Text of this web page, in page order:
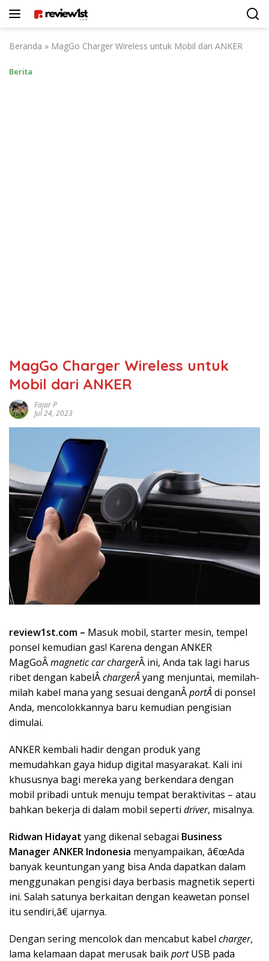
Beranda » MagGo Charger Wireless untuk Mobil dari ANKER
Berita
MagGo Charger Wireless untuk
Mobil dari ANKER
Fajar P
Jul 24, 2023
review1st.com – Masuk mobil, starter mesin, tempel
ponsel kemudian gas! Karena dengan ANKER
MagGoÂmagnetic car chargerÂ ini, Anda tak lagi harus
ribet dengan kabelÂchargerÂyang menjuntai, memilah-
milah kabel mana yang sesuai denganÂportÂdi ponsel
Anda, mencolokkannya baru kemudian pengisian
dimulai.
ANKER kembali hadir dengan produk yang
memudahkan gaya hidup digital masyarakat. Kali ini
khususnya bagi mereka yang berkendara dengan
mobil pribadi untuk menuju tempat beraktivitas – atau
bahkan bekerja di dalam mobil seperti driver, misalnya.
Ridwan Hidayat yang dikenal sebagai Business
Manager ANKER Indonesia menyampaikan, â€œAda
banyak keuntungan yang bisa Anda dapatkan dalam
menggunakan pengisi daya berbasis magnetik seperti
ini. Salah satunya berkaitan dengan keawetan ponsel
itu sendiri,â€ ujarnya.
Dengan sering mencolok dan mencabut kabel charger,
lama kelamaan dapat merusak baikportUSB pada